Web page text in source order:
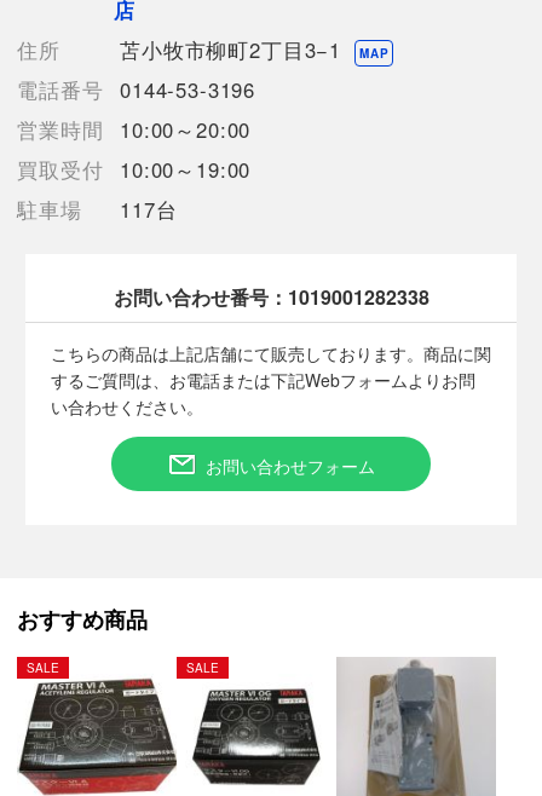
【備考/コメント】
数ある商品の中から当店の商品をご覧頂き
ありがとうございます！
目視では傷や破損の類は見受けられず、外観の状態は良好でした
が
専門的な視点からの確認ではございませんので、ご容赦下さいま
こちらのお品物は店頭でも販売しておりますので
状態が変わる場合がございます
ご理解の上入札をお願い致します
※掲載画像はモニター環境により異なって見える場合がございま
す。
また写真には写りきらない傷や汚れがある場合がございます
ご理解の上購入をお願い致します
※専門的な視点からの確認ではございませんので、
■状態等は画像をご確認・ご参照下さい。
人の手を経た商品です。
■弊社からは、ご落札やご購入いただいた全てのお客様に評価を
行なっております。
評価ご不要のお客様は、ご落札・ご購入をお控えください。
店
住所
苫小牧市柳町2丁目3−1 MAP
電話番号 0144-53-3196
営業時間
10:00～20:00
買取受付
10:00～19:00
駐車場
117台
お問い合わせ番号： 1019001282338
こちらの商品は上記店舗にて販売しております。商品に関
するご質問は、お電話または下記Webフォームよりお問
い合わせください。
お問い合わせフォーム
おすすめ商品
SALE SALE